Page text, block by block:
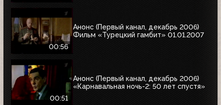
00:56
Анонс (Первый канал, декабрь 2006)
Фильм «Турецкий гамбит» 01.01.2007
00:51
Анонс (Первый канал, декабрь 2006)
«Карнавальная ночь-2: 50 лет спустя»